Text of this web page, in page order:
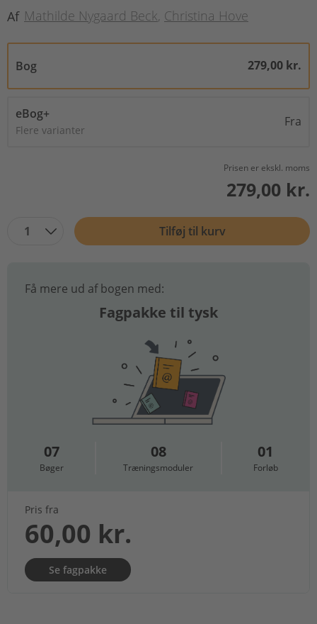
Af Mathilde Nygaard Beck Christina Hove
Bog 279,00 kr.
eBog+
Flere varianter
Fra
Prisen er ekskl. moms
279,00 kr.
1 Tilføj til kurv
Få mere ud af bogen med:
Fagpakke til tysk
07
Bøger
08
Træningsmoduler
01
Forløb
Pris fra
60,00 kr.
Se fagpakke